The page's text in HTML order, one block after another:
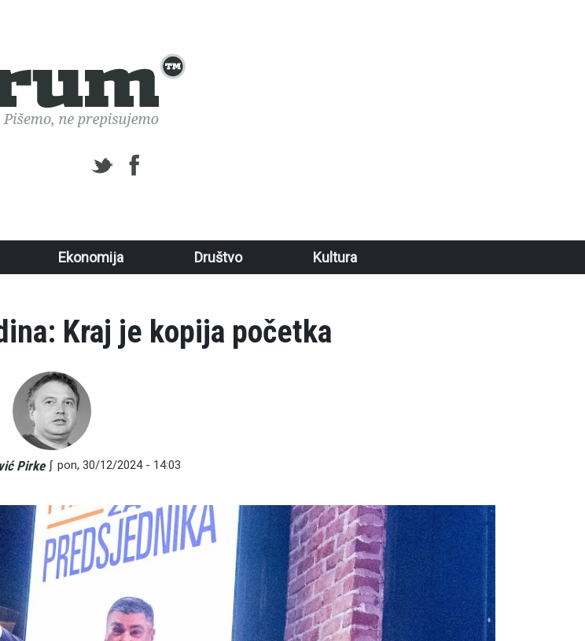
Ekonomija Društvo Kultura
Kraj je kopija početka
Pirke ∫ pon, 30/12/2024 - 14:03